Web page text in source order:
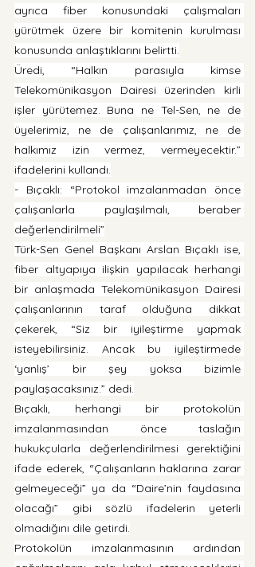
ayrıca fiber konusundaki çalışmaları
yürütmek üzere bir komitenin kurulması
konusunda anlaştıklarını belirtti.
Üredi, “Halkın parasıyla kimse
Telekomünikasyon Dairesi üzerinden kirli
işler yürütemez. Buna ne Tel-Sen, ne de
üyelerimiz, ne de çalışanlarımız, ne de
halkımız izin vermez, vermeyecektir.”
ifadelerini kullandı.
- Bıçaklı: “Protokol imzalanmadan önce
çalışanlarla paylaşılmalı, beraber
değerlendirilmeli”
Türk-Sen Genel Başkanı Arslan Bıçaklı ise,
fiber altyapıya ilişkin yapılacak herhangi
bir anlaşmada Telekomünikasyon Dairesi
çalışanlarının taraf olduğuna dikkat
çekerek, “Siz bir iyileştirme yapmak
isteyebilirsiniz. Ancak bu iyileştirmede
‘yanlış’ bir şey yoksa bizimle
paylaşacaksınız.” dedi.
Bıçaklı, herhangi bir protokolün
imzalanmasından önce taslağın
hukukçularla değerlendirilmesi gerektiğini
ifade ederek, “Çalışanların haklarına zarar
gelmeyeceği” ya da “Daire’nin faydasına
olacağı” gibi sözlü ifadelerin yeterli
olmadığını dile getirdi.
Protokolün imzalanmasının ardından